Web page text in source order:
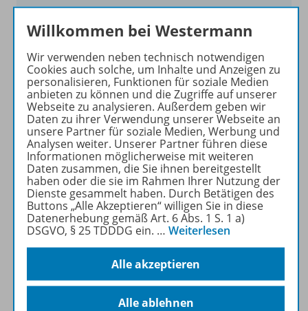
wichtigsten Seiten:
zu den Abo-Angeboten
zum Zeitschriftenkiosk
zum Online-Archiv
Mehr zur Zeitschrift
Produktinformationen
Beschreibung
Willkommen bei Westermann
Wir verwenden neben technisch notwendigen
Cookies auch solche, um Inhalte und Anzeigen zu
personalisieren, Funktionen für soziale Medien
anbieten zu können und die Zugriffe auf unserer
Webseite zu analysieren. Außerdem geben wir
Daten zu ihrer Verwendung unserer Webseite an
unsere Partner für soziale Medien, Werbung und
Analysen weiter. Unserer Partner führen diese
Informationen möglicherweise mit weiteren
Daten zusammen, die Sie ihnen bereitgestellt
haben oder die sie im Rahmen Ihrer Nutzung der
Dienste gesammelt haben. Durch Betätigen des
Buttons „Alle Akzeptieren“ willigen Sie in diese
Datenerhebung gemäß Art. 6 Abs. 1 S. 1 a)
DSGVO, § 25 TDDDG ein. … Weiterlesen
Alle akzeptieren
Alle ablehnen